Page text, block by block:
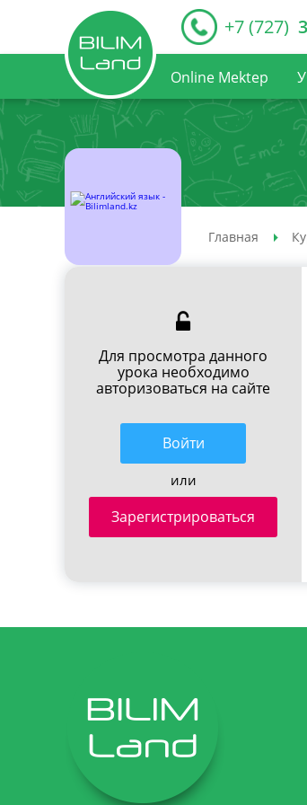
+7 (727)
Online Mektep
Главная
Для просмотра данного
урока необходимо
авторизоваться на сайте
Войти
или
Зарегистрироваться